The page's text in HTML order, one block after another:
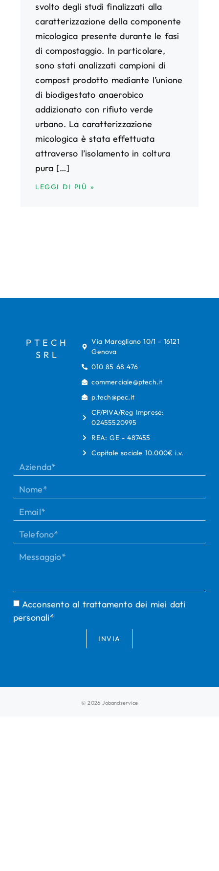
svolto degli studi finalizzati alla
caratterizzazione della componente
micologica presente durante le fasi
di compostaggio. In particolare,
sono stati analizzati campioni di
compost prodotto mediante l’unione
di biodigestato anaerobico
addizionato con rifiuto verde
urbano. La caratterizzazione
micologica è stata effettuata
attraverso l’isolamento in coltura
pura […]
LEGGI DI PIÙ »
PTECH
SRL
Via Maragliano 10/1 - 16121
Genova
010 85 68 476
commerciale@ptech.it
p.tech@pec.it
CF/PIVA/Reg Imprese:
02455520995
REA: GE - 487455
Capitale sociale 10.000€ i.v.
Acconsento al trattamento dei miei dati
personali*
INVIA
© 2026 Jobandservice